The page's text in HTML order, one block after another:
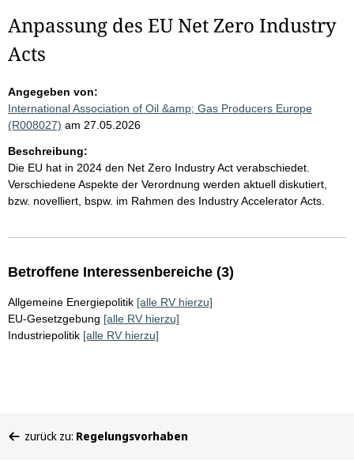
Anpassung des EU Net Zero Industry
Acts
Angegeben von:
International Association of Oil &amp; Gas Producers Europe
(R008027) am 27.05.2026
Beschreibung:
Die EU hat in 2024 den Net Zero Industry Act verabschiedet.
Verschiedene Aspekte der Verordnung werden aktuell diskutiert,
bzw. novelliert, bspw. im Rahmen des Industry Accelerator Acts.
Betroffene Interessenbereiche (3)
Allgemeine Energiepolitik [alle RV hierzu]
EU-Gesetzgebung [alle RV hierzu]
Industriepolitik [alle RV hierzu]
befinden
zurück zu: Regelungsvorhaben